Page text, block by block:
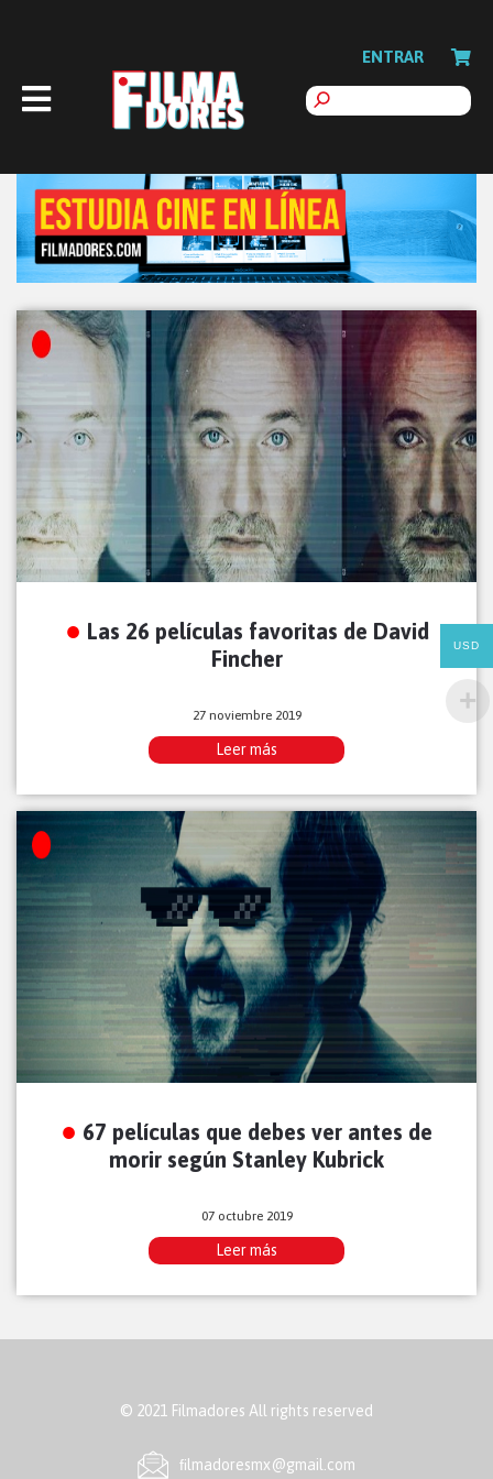
ENTRAR
Las 26 películas favoritas de David
Fincher
27 noviembre 2019
Leer más
67 películas que debes ver antes de
morir según Stanley Kubrick
07 octubre 2019
Leer más
© 2021 Filmadores All rights reserved
ﬁlmadoresmx@gmail.com
USD